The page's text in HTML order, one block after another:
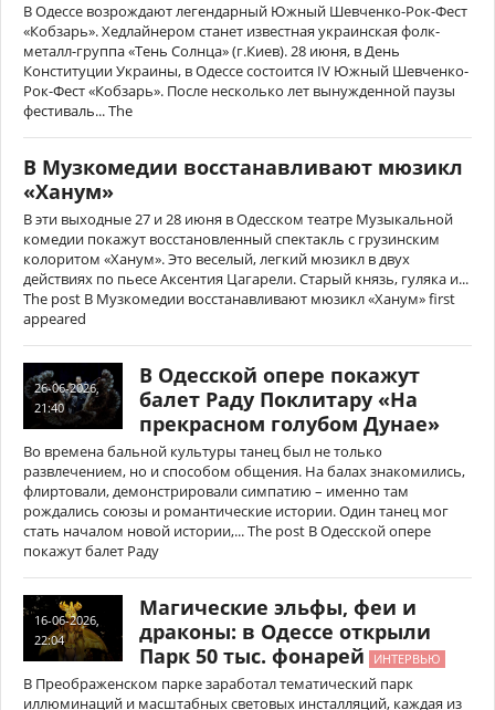
В Одессе возрождают легендарный Южный Шевченко-Рок-Фест
«Кобзарь». Хедлайнером станет известная украинская фолк-
металл-группа «Тень Солнца» (г.Киев). 28 июня, в День
Конституции Украины, в Одессе состоится IV Южный Шевченко-
Рок-Фест «Кобзарь». После несколько лет вынужденной паузы
фестиваль... The
В Музкомедии восстанавливают мюзикл
«Ханум»
В эти выходные 27 и 28 июня в Одесском театре Музыкальной
комедии покажут восстановленный спектакль с грузинским
колоритом «Ханум». Это веселый, легкий мюзикл в двух
действиях по пьесе Аксентия Цагарели. Старый князь, гуляка и...
The post В Музкомедии восстанавливают мюзикл «Ханум» first
appeared
26-06-2026,
21:40
В Одесской опере покажут
балет Раду Поклитару «На
прекрасном голубом Дунае»
Во времена бальной культуры танец был не только
развлечением, но и способом общения. На балах знакомились,
флиртовали, демонстрировали симпатию – именно там
рождались союзы и романтические истории. Один танец мог
стать началом новой истории,... The post В Одесской опере
покажут балет Раду
16-06-2026,
22:04
Магические эльфы, феи и
драконы: в Одессе открыли
Парк 50 тыс. фонарей
ИНТЕРВЬЮ
В Преображенском парке заработал тематический парк
иллюминаций и масштабных световых инсталляций, каждая из